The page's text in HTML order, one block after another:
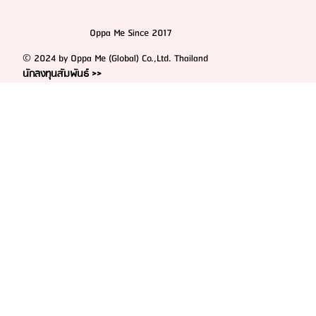
Oppa Me Since 2017
© 2024 by Oppa Me (Global) Co.,Ltd. Thailand
นักลงทุนสัมพันธ์ >>